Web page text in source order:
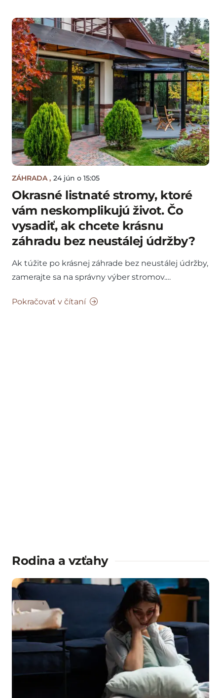
ZÁHRADA, 24 jún o 15:05
Okrasné listnaté stromy, ktoré
vám neskomplikujú život. Čo
vysadiť, ak chcete krásnu
záhradu bez neustálej údržby?
Ak túžite po krásnej záhrade bez neustálej údržby,
zamerajte sa na správny výber stromov.…
Pokračovať v čítaní
Rodina a vzťahy